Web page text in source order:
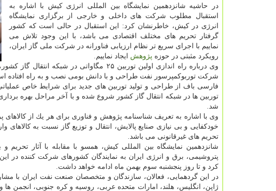
در حاشیه شانزدهمین نمایشگاه بین المللی انرژی كیش با اشاره به
استقبال مطلوب شركت های داخلی و خارجی از برگزاری نمایشگاه
انرژی در كیش، خاطرنشان كرد: این استقبال در حالی است كه كشور
گرفتار تحریم های مختلف اقتصادی می باشد، با این وجود تلاش می
نماییم با اجرای سریع تر نظام ارزیابی فناورانه در شركت ملی گاز ایران،
رویكرد مثبتی در حوزه پژوهش ایجاد نماییم.
وی درباره راه اندازی اولین توربین ۲۵
شركت توربوكمپرسور نفت طراحی و با دانش بومی نصب و به راه افتاده
فارسی باف از طراحی و تولید توربین های جدید برای شرایط خاص
شد.
وی با اشاره به تعریف شناسنامه پژوهش و فناوری برای هر یك از
خودكفایی و بی نیازی صنایع پالایش، انتقال و توزیع گاز نسبت به
تحریم های غیرقانونی می باشد.
شانزدهمین نمایشگاه بین المللی كیش، همسو با مقابله با آثار
كرد و تا روز پنجشنبه سوم بهمن ماه ادامه خواهد داشت.
ژاپن، انگلیس، هلند، امارات متحده عربی، روسیه و كره جنوبی، انجمن